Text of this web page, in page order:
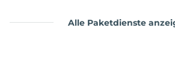
Alle Paketdienste